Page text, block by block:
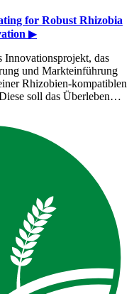
for Robust Rhizobia
▶
das
und Markteinführung
Rhizobien-kompatiblen
soll das Überleben…